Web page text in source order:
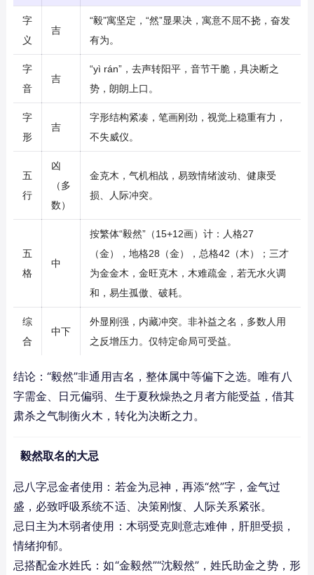
字
义
吉
“毅”寓坚定，“然”显果决，寓意不屈不挠，奋发
有为。
字
音
吉
“yì rán”，去声转阳平，音节干脆，具决断之
势，朗朗上口。
字
形
吉
字形结构紧凑，笔画刚劲，视觉上稳重有力，
不失威仪。
五
行
凶
（多
数）
金克木，气机相战，易致情绪波动、健康受
损、人际冲突。
五
格
中
按繁体“毅然”（15+12画）计：人格27
（金），地格28（金），总格42（木）；三才
为金金木，金旺克木，木难疏金，若无水火调
和，易生孤傲、破耗。
综
合
中下
外显刚强，内藏冲突。非补益之名，多数人用
之反增压力。仅特定命局可受益。
结论：“毅然”非通用吉名，整体属中等偏下之选。唯有八
字需金、日元偏弱、生于夏秋燥热之月者方能受益，借其
肃杀之气制衡火木，转化为决断之力。
毅然取名的大忌
忌八字忌金者使用：若金为忌神，再添“然”字，金气过
盛，必致呼吸系统不适、决策刚愎、人际关系紧张。
忌日主为木弱者使用：木弱受克则意志难伸，肝胆受损，
情绪抑郁。
忌搭配金水姓氏：如“金毅然”“沈毅然”，姓氏助金之势，形